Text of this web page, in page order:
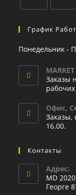
График
Понедельник -
Заказы
Офис,
Заказы,
16.00.
Контакты
Адрес:
MD
Георге